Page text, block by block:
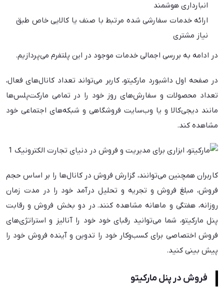
انبارداری هوشمند
ارائه خدمات سفارشی شده مرتبط با صنف یا کالایی خاص طبق
نیاز مشتری
در ادامه به بررسی اجمالی خدمات موجود در این پلتفرم می‌پردازیم.
در صفحه اول داشبورد مارکیتو، کاربر می‌تواند تعداد کانال‌های فعال،
تعداد محصولات و سفارش‌های روز خود را در تمامی مارکت‌پلس‌ها
مانند دیجی‌کالا و یا وب‌سایت فروشگاهی و شبکه‌های اجتماعی خود
مشاهده کند.
کاربران همچنین می‌توانند، گزارش فروش در کانال‌ها را بر اساس حجم
فروش، مبلغ فروش و تجریه و تحلیل درآمد خود را در مدت زمان
روزانه، هفتگی و ماهانه مشاهده کنند. در دو بخش فروش و رقابت
پنل مارکیتو، شما می‌توانید رقبای خود خود را آنالیز و استراتژی‌های
فروش اختصاصی برای کسب‌وکار خود را تدوین و آینده فروش خود را
پیش بینی کنید.
فروش در پنل مارکیتو